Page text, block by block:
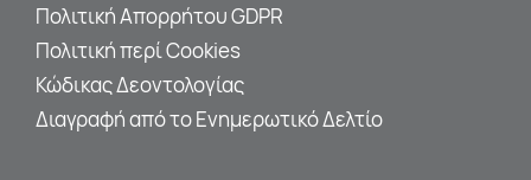
Πολιτική Απορρήτου GDPR
Πολιτική περί Cookies
Κώδικας Δεοντολογίας
Διαγραφή από το Ενημερωτικό Δελτίο